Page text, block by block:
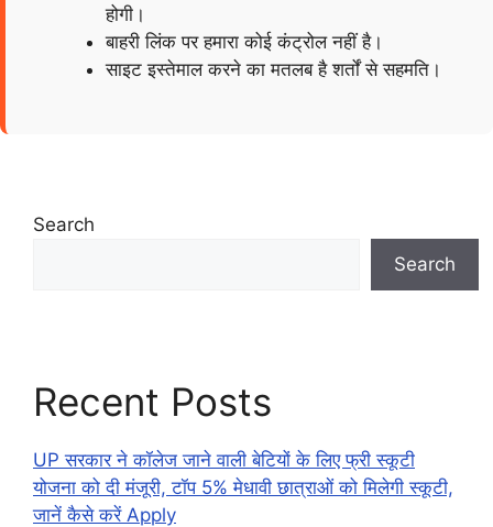
होगी।
बाहरी लिंक पर हमारा कोई कंट्रोल नहीं है।
साइट इस्तेमाल करने का मतलब है शर्तों से सहमति।
Search
Search
Recent Posts
UP सरकार ने कॉलेज जाने वाली बेटियों के लिए फ्री स्कूटी
योजना को दी मंजूरी, टॉप 5% मेधावी छात्राओं को मिलेगी स्कूटी,
जानें कैसे करें Apply